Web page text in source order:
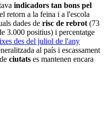
indicadors tan bons pel
retorn a la feina i a l'escola
dades de risc de rebrot (73
3.000 positius) i percentatge
des del juliol de l'any
al país i escassament
ciutats es mantenen encara